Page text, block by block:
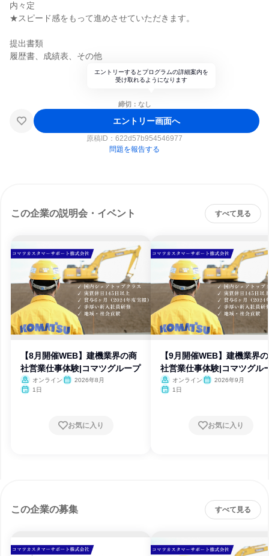
内々定
★スピード感をもって進めさせていただきます。
提出書類
履歴書、成績表、その他
エントリーするとプログラムの詳細案内を
受け取れるようになります
締切：なし
エントリー画面へ
原稿ID： 622d57b954546977
問題を報告する
この企業の説明会・イベント すべて見る
【8月開催WEB】建機業界の商
社営業仕事体験|コマツグループ
オンライン
2026年8月
1日
お気に入り
【9月開催WEB】建機業界
社営業仕事体験|コマツグル
オンライン
2026年9月
1日
お気に入り
この企業の募集 すべて見る